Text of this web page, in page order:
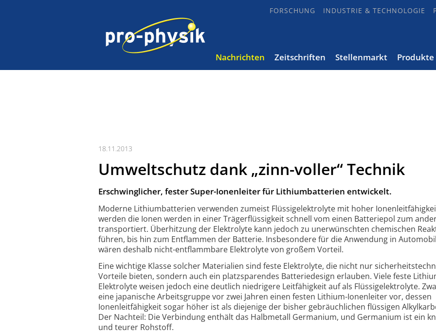
FORSCHUNG INDUSTRIE & TECHNOLOGIE
Nachrichten Zeitschriften Stellenmarkt Produkte
18.11.2013
Umweltschutz dank „zinn-voller“ Technik
Erschwinglicher, fester Super-Ionenleiter für Lithiumbatterien entwickelt.
Moderne Lithiumbatterien verwenden zumeist Flüssigelektrolyte mit hoher
werden die Ionen werden in einer Trägerflüssigkeit schnell vom einen Batteriepol zum
transportiert. Überhitzung der Elektrolyte kann jedoch zu unerwünschten chemischen
führen, bis hin zum Entflammen der Batterie. Insbesondere für die Anwendung in
wären deshalb nicht-entflammbare Elektrolyte von großem Vorteil.
Eine wichtige Klasse solcher Materialien sind feste Elektrolyte, die nicht nur
Vorteile bieten, sondern auch ein platzsparendes Batteriedesign erlauben. Viele feste
Elektrolyte weisen jedoch eine deutlich niedrigere Leitfähigkeit auf als Flüssigelektrolyte.
eine japanische Arbeitsgruppe vor zwei Jahren einen festen Lithium-Ionenleiter vor, dessen
Ionenleitfähigkeit sogar höher ist als diejenige der bisher gebräuchlichen flüssigen
Der Nachteil: Die Verbindung enthält das Halbmetall Germanium, und Germanium ist ein
und teurer Rohstoff.